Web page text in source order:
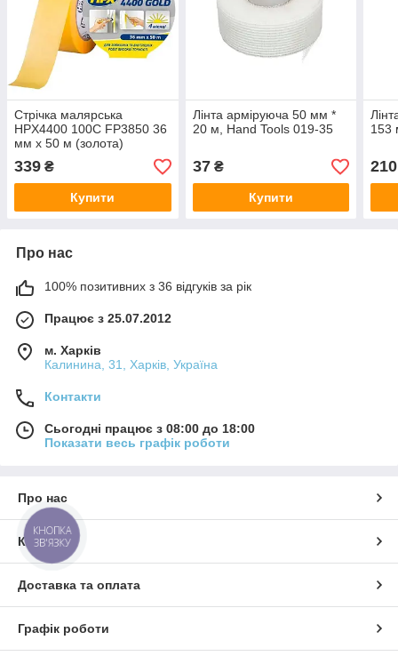
Стрічка малярська
HPX4400 100С FP3850 36
мм х 50 м (золота)
339 ₴
Купити
Лінта арміруюча 50 мм *
20 м, Hand Tools 019-35
37₴
Купити
153
210
Про нас
100% позитивних з 36 відгуків за рік
Працює з 25.07.2012
м. Харків
Калинина, 31, Харків, Україна
Контакти
Сьогодні працює з 08:00 до 18:00
Показати весь графік роботи
Про нас
Контакти
Доставка та оплата
Графік роботи
КНОПКА
ЗВ'ЯЗКУ